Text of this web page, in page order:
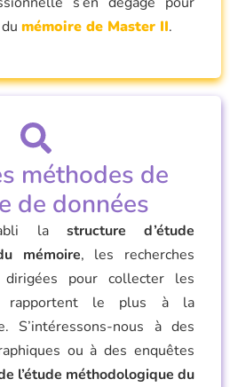
mémoire de Master II.
méthodes de
de données
la structure d’étude
mémoire, les recherches
dirigées pour collecter les
rapportent le plus à la
S’intéressons-nous à des
ou à des enquêtes
l’étude méthodologique du